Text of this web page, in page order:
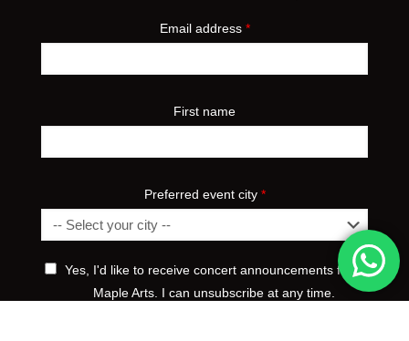
Email address *
First name
Preferred event city *
Yes, I'd like to receive concert announcements from
Maple Arts. I can unsubscribe at any time.